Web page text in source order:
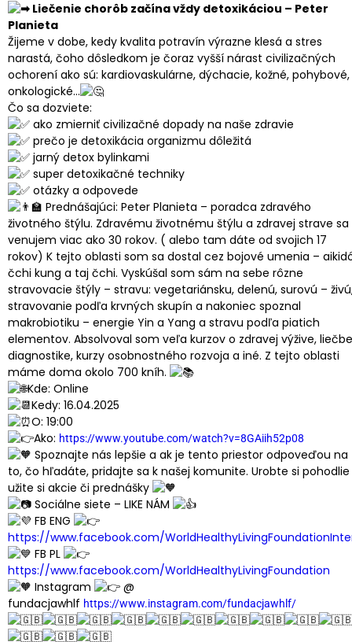
Liečenie chorôb začína vždy detoxikáciou – Peter
Planieta
Žijeme v dobe, kedy kvalita potravín výrazne klesá a stres
narastá, čoho dôsledkom je čoraz vyšší nárast civilizačných
ochorení ako sú: kardiovaskulárne, dýchacie, kožné, pohybové,
onkologické…
Čo sa dozviete:
ako zmierniť civilizačné dopady na naše zdravie
prečo je detoxikácia organizmu dôležitá
jarný detox bylinkami
super detoxikačné techniky
otázky a odpovede
Prednášajúci: Peter Planieta – poradca zdravého
životného štýlu. Zdravému životnému štýlu a zdravej strave sa
venujem viac ako 30 rokov. ( alebo tam dáte od svojich 17
rokov) K tejto oblasti som sa dostal cez bojové umenia –
čchi kung a taj čchi. Vyskúšal som sám na sebe rôzne
stravovacie štýly – stravu: vegetariánsku, delenú, surovú –
stravovanie podľa krvných skupín a nakoniec spoznal
makrobiotiku – energie Yin a Yang a stravu podľa piatich
elementov. Absolvoval som veľa kurzov o zdravej výžive,
diagnostike, kurzy osobnostného rozvoja a iné. Z tejto oblasti
máme doma okolo 700 kníh.
Kde: Online
Kedy: 16.04.2025
O: 19:00
Ako: https://www.youtube.com/watch?v=8GAiih52p08
Spoznajte nás lepšie a ak je tento priestor odpoveďou na
to, čo hľadáte, pridajte sa k našej komunite. Urobte si
užite si akcie či prednášky
Sociálne siete – LIKE NÁM
FB ENG
https://www.facebook.com/
FB PL
https://www.facebook.com/WorldHealthyLivingFoundation
Instagram
@
fundacjawhlf https://www.instagram.com/fundacjawhlf/